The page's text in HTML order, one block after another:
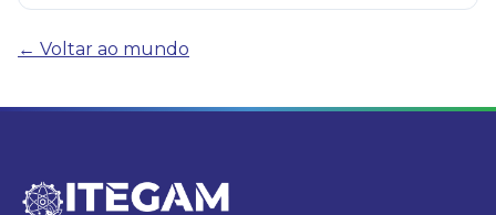
← Voltar ao mundo